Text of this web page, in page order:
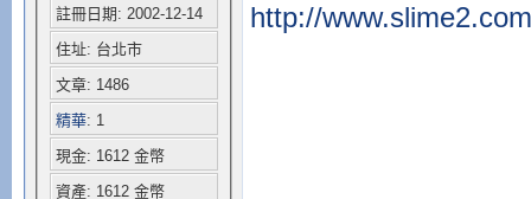
註冊日期: 2002-12-14
住址: 台北市
文章: 1486
精華: 1
現金: 1612 金幣
資產: 1612 金幣
http://